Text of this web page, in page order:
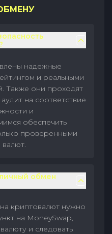
надежные
и реальными
Также они проходят
на соответствие
и
обеспечить
проверенными
обмен
криптовалют нужно
на MoneySwap,
и следовать